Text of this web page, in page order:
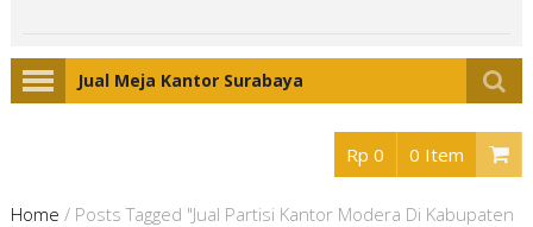
Jual Meja Kantor Surabaya
Rp 0 0 Item
Home / Posts Tagged "Jual Partisi Kantor Modera Di Kabupaten